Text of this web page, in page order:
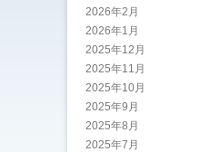
2026年2月
2026年1月
2025年12月
2025年11月
2025年10月
2025年9月
2025年8月
2025年7月